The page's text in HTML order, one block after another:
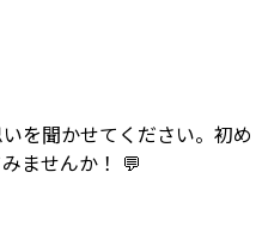
を聞かせてください。初め
ませんか！ 💬